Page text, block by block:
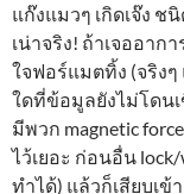
แก๊งแมวๆ เกิดเจ๊ง ช
เน่าจริง! ถ้าเจออา
ใจฟอร์แมตทิ้ง (จริง
ใดที่ข้อมูลยังไม่โดน
มีพวก magnetic
ไว้เยอะ ก่อนอื่น
ทำได้) แล้วก็เสียบเข้